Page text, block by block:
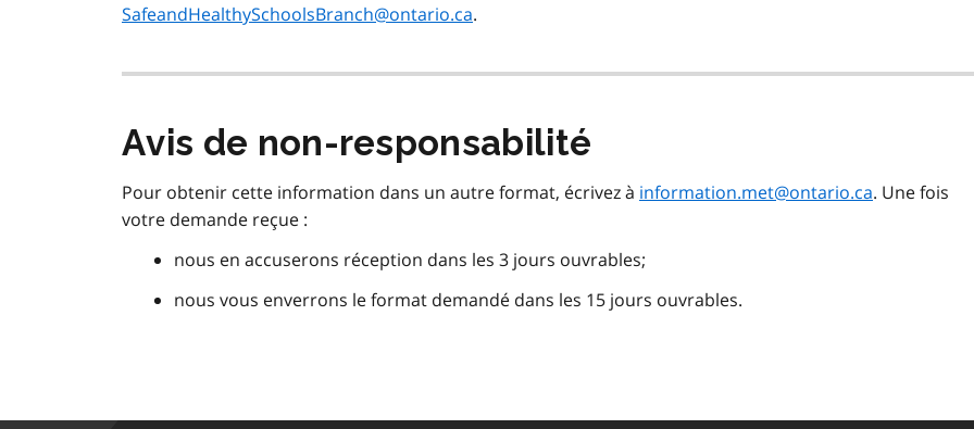
SafeandHealthySchoolsBranch@ontario.ca.
Avis de non-responsabilité
Pour obtenir cette information dans un autre format, écrivez à information.met@ontario.ca. Une fois
votre demande reçue :
nous en accuserons réception dans les 3 jours ouvrables;
nous vous enverrons le format demandé dans les 15 jours ouvrables.